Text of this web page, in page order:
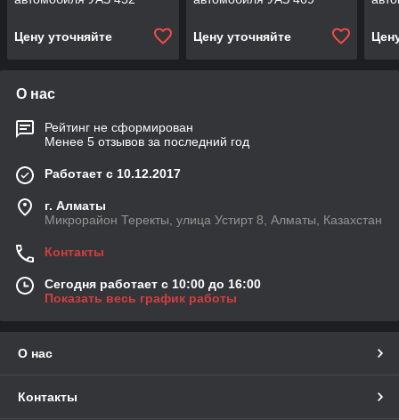
Цену уточняйте Цену уточняйте
О нас
Рейтинг не сформирован
Менее 5 отзывов за последний год
Работает с 10.12.2017
г. Алматы
Микрорайон Теректы, улица Устирт 8, Алматы, Казахстан
Контакты
Сегодня работает с 10:00 до 16:00
Показать весь график работы
О нас
Контакты